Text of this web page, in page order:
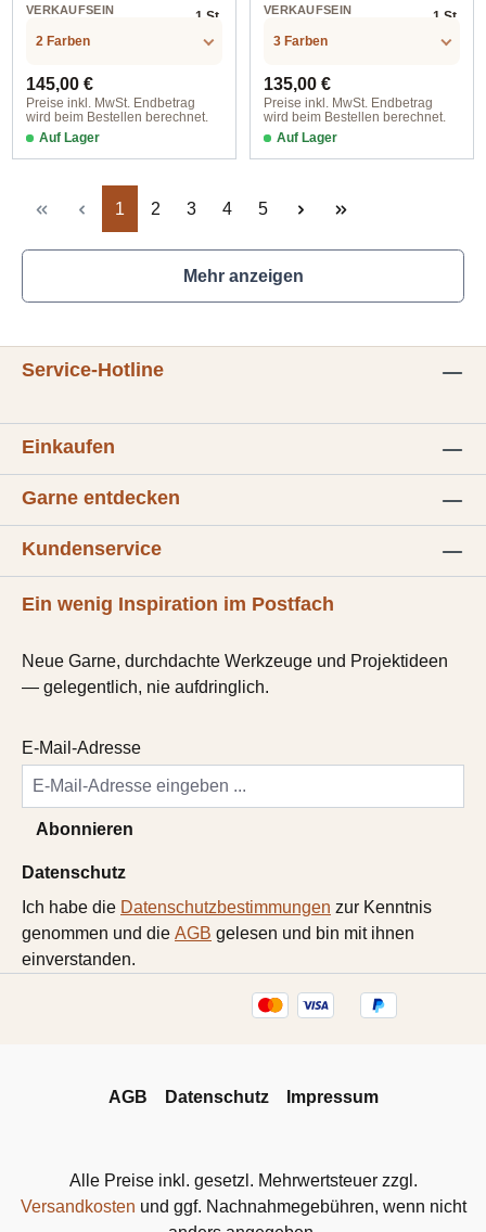
VERKAUFSEIN
1 St.
2 Farben
Regulärer Preis:
145,00 €
Preise inkl. MwSt. Endbetrag
wird beim Bestellen berechnet.
Auf Lager
Black
VERKAUFSEIN
1 St.
3 Farben
Regulärer Preis:
135,00 €
Preise inkl. MwSt. Endbetrag
wird beim Bestellen berechnet.
Auf Lager
4707 Rich Brown
Seite
1 Seite
2 Seite
3 Seite
4 Seite
5
Mehr anzeigen
Service-Hotline
Einkaufen
Garne entdecken
Kundenservice
Ein wenig Inspiration im Postfach
Neue Garne, durchdachte Werkzeuge und Projektideen
— gelegentlich, nie aufdringlich.
E-Mail-Adresse
Abonnieren
Datenschutz
Ich habe die Datenschutzbestimmungen zur Kenntnis
genommen und die AGB gelesen und bin mit ihnen
einverstanden.
AGB Datenschutz Impressum
Alle Preise inkl. gesetzl. Mehrwertsteuer zzgl.
Versandkosten und ggf. Nachnahmegebühren, wenn nicht